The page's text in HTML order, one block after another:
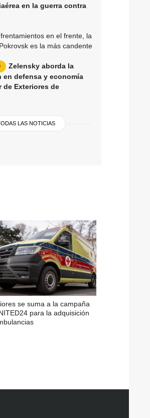
en la guerra contra
en el frente, la
es la más candente
Zelensky aborda la
en defensa y economía
de Exteriores de
LAS NOTICIAS
se suma a la campaña
para la adquisición